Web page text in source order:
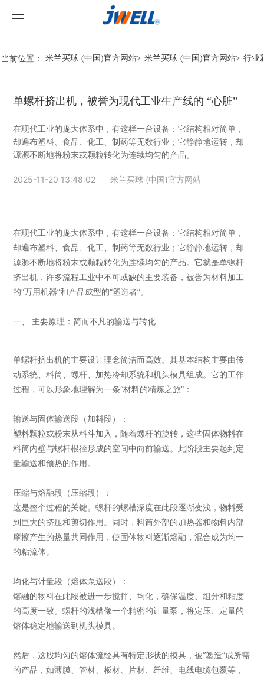
米兰买球·(中国)官方网站
产品中心
挤出机系列
案例视频
当前位置： 米兰买球·(中国)官方网站> 米兰买球·(中国)官方网站> 行业
单螺杆挤出机，被誉为现代工业生产线的 “心脏”
在现代工业的庞大体系中，有这样一台设备：它结构相对简单，
却遍布塑料、食品、化工、制药等无数行业；它静静地运转，却
源源不断地将粉末或颗粒转化为连续均匀的产品。
2025-11-20 13:48:02 米兰买球·(中国)官方网站
在现代工业的庞大体系中，有这样一台设备：它结构相对简单，
却遍布塑料、食品、化工、制药等无数行业；它静静地运转，却
源源不断地将粉末或颗粒转化为连续均匀的产品。它就是单螺杆
挤出机，许多流程工业中不可或缺的主要装备，被誉为材料加工
的“万用机器”和产品成型的“塑造者”。
一、 主要原理：简而不凡的输送与转化
单螺杆挤出机的主要设计理念简洁而高效。其基本结构主要由传
动系统、料筒、螺杆、加热冷却系统和机头模具组成。它的工作
过程，可以形象地理解为一条“材料的精炼之旅”：
输送与固体输送段（加料段）：
塑料颗粒或粉末从料斗加入，随着螺杆的旋转，这些固体物料在
料筒内壁与螺杆根径形成的空间中向前输送。此阶段主要起到定
量输送和预热的作用。
压缩与熔融段（压缩段）：
这是整个过程的关键。螺杆的螺槽深度在此段逐渐变浅，物料受
到巨大的挤压和剪切作用。同时，料筒外部的加热器和物料内部
摩擦产生的热量共同作用，使固体物料逐渐熔融，混合成为均一
的粘流体。
均化与计量段（熔体泵送段）：
熔融的物料在此段被进一步搅拌、均化，确保温度、组分和粘度
的高度一致。螺杆的浅槽像一个精密的计量泵，将定压、定量的
熔体稳定地输送到机头模具。
然后，这股均匀的熔体流经具有特定形状的模具，被“塑造”成所需
的产品，如薄膜、管材、板材、片材、纤维、电线电缆包覆等，